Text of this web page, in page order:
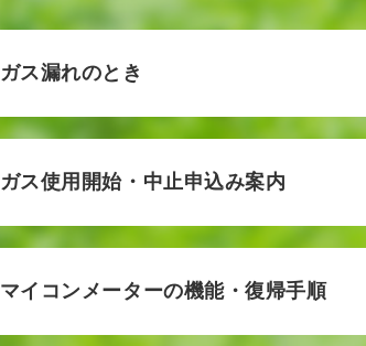
ガス漏れのとき
ガス使用開始・中止申込み案内
マイコンメーターの機能・復帰手順